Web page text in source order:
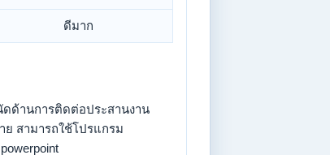
ดีมาก
ด้านการติดต่อประสานงาน
สามารถใช้โปรแกรม